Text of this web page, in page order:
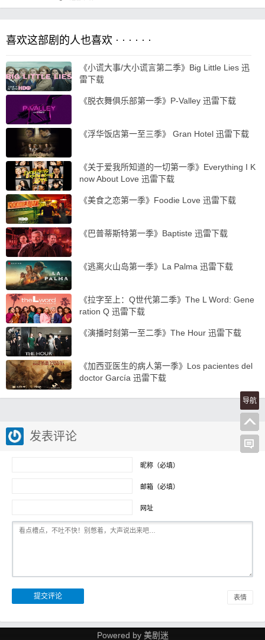
喜欢这部剧的人也喜欢 · · · · · ·
《小谎大事/大小谎言第二季》Big Little Lies 迅
雷下载
《脱衣舞俱乐部第一季》P-Valley 迅雷下载
《浮华饭店第一至三季》 Gran Hotel 迅雷下载
《关于爱我所知道的一切第一季》Everything I K
now About Love 迅雷下载
《美食之恋第一季》Foodie Love 迅雷下载
《巴普蒂斯特第一季》Baptiste 迅雷下载
《逃离火山岛第一季》La Palma 迅雷下载
《拉字至上：Q世代第二季》The L Word: Gene
ration Q 迅雷下载
《演播时刻第一至二季》The Hour 迅雷下载
《加西亚医生的病人第一季》Los pacientes del
doctor García 迅雷下载
发表评论
昵称（必填）
邮箱（必填）
网址
表情
Powered by 美剧迷
导航